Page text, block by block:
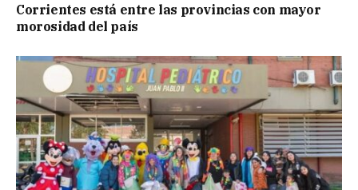
Corrientes está entre las provincias con mayor
morosidad del país